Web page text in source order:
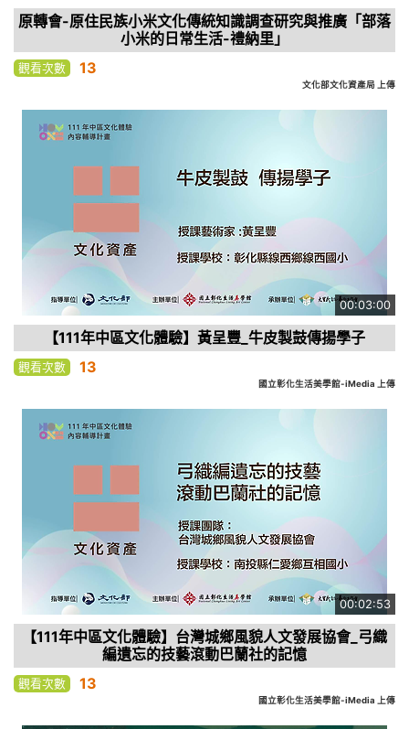
原轉會-原住民族小米文化傳統知識調查研究與推廣「部落
小米的日常生活-禮納里」
觀看次數 13
文化部文化資產局 上傳
00:03:00
【111年中區文化體驗】黃呈豐_牛皮製鼓傳揚學子
觀看次數 13
國立彰化生活美學館-iMedia 上傳
00:02:53
【111年中區文化體驗】台灣城鄉風貌人文發展協會_弓織
編遺忘的技藝滾動巴蘭社的記憶
觀看次數 13
國立彰化生活美學館-iMedia 上傳